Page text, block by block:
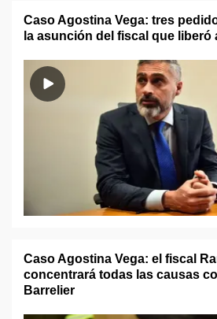
Caso Agostina Vega: tres
la asunción del fiscal que liberó
Caso Agostina Vega: el fiscal
concentrará todas las causas
Barrelier